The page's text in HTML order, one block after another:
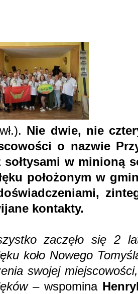
Nie dwie, nie
o nazwie
sołtysami w minioną
położonym w
kontakty.
zaczęło się 2
koło Nowego
swojej
– wspomina